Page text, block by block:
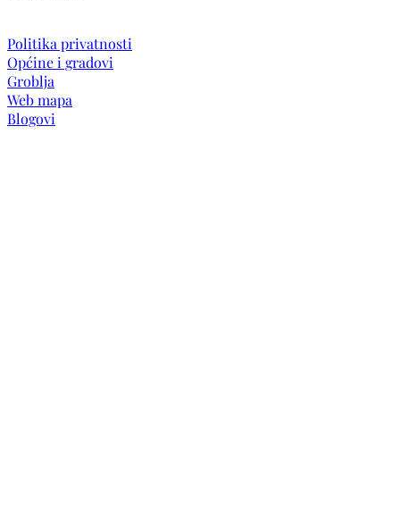
Politika privatnosti
Općine i gradovi
Groblja
Web mapa
Blogovi